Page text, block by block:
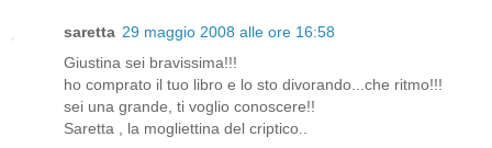
saretta 29 maggio 2008 alle ore 16:58
Giustina sei bravissima!!!
ho comprato il tuo libro e lo sto divorando...che ritmo!!!
sei una grande, ti voglio conoscere!!
Saretta , la mogliettina del criptico..